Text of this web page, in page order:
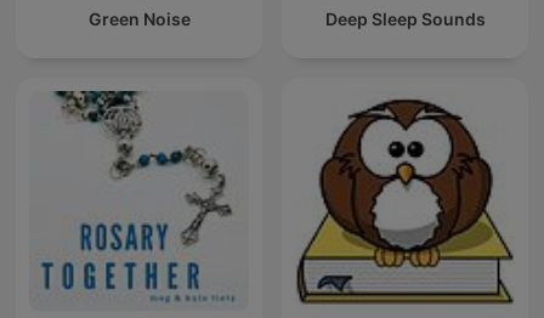
Green Noise Deep Sleep Sounds